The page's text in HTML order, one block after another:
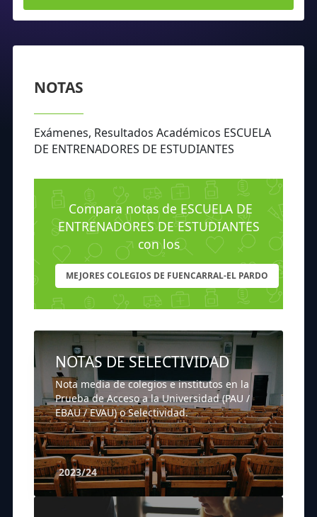
NOTAS
Exámenes, Resultados Académicos ESCUELA
DE ENTRENADORES DE ESTUDIANTES
Compara notas de ESCUELA DE
ENTRENADORES DE ESTUDIANTES
con los
MEJORES COLEGIOS DE FUENCARRAL-EL PARDO
NOTAS DE SELECTIVIDAD
Nota media de colegios e institutos en la
Prueba de Acceso a la Universidad (PAU /
EBAU / EVAU) o Selectividad.
2023/24